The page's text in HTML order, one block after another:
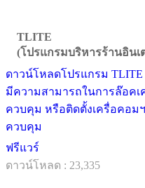
TLITE
(โปรแกรมบริหารร้านอินเ
ดาวน์โหลดโปรแกรม
มีความสามารถในการล๊อค
ควบคุม หรือติดตั้งเครื่อคอมฯ
ควบคุม
ฟรีแวร์
ดาวน์โหลด : 23,335